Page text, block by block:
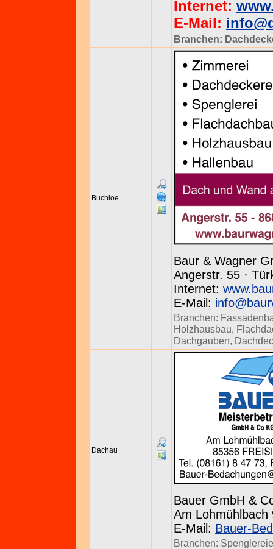
Internet:
E-Mail:
Branchen:
Buchloe
Baur & Wagner
Angerstr. 55 ·
Internet:
E-Mail:
Branchen:
Holzhausbau,
Dachgauben,
Dachau
Bauer GmbH &
Am Lohmühlbach
E-Mail: Bauer-
Branchen: